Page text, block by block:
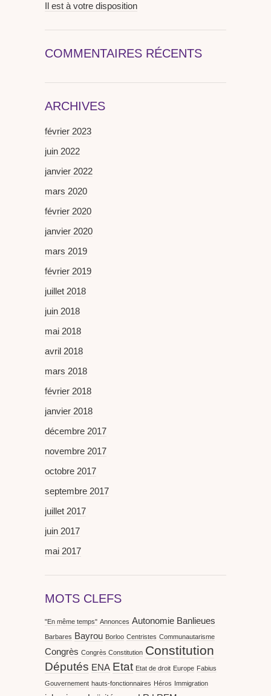
Il est à votre disposition
COMMENTAIRES RÉCENTS
ARCHIVES
février 2023
juin 2022
janvier 2022
mars 2020
février 2020
janvier 2020
mars 2019
février 2019
juillet 2018
juin 2018
mai 2018
avril 2018
mars 2018
février 2018
janvier 2018
décembre 2017
novembre 2017
octobre 2017
septembre 2017
juillet 2017
juin 2017
mai 2017
MOTS CLEFS
"En même temps" Annonces Autonomie Banlieues
Barbares Bayrou Borloo Centristes Communautarisme
Congrès Congrès Constitution Constitution
Députés ENA Etat Etat de droit Europe Fabius
Gouvernement hauts-fonctionnaires Héros Immigration